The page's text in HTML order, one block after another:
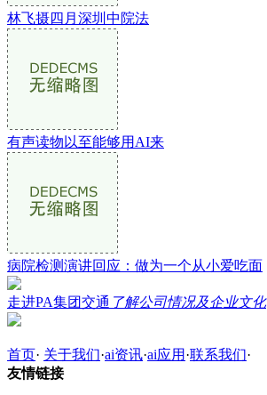
林飞摄四月深圳中院法
有声读物以至能够用AI来
病院检测演讲回应：做为一个从小爱吃面
走进PA集团交通 了解公司情况及企业文化
首页· 关于我们·ai资讯·ai应用 ·联系我们·
友情链接